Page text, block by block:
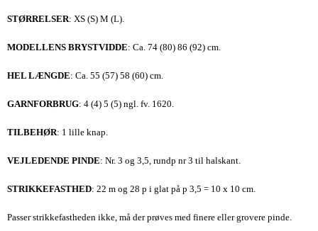
STØRRELSER: XS (S) M (L).
MODELLENS BRYSTVIDDE: Ca. 74 (80) 86 (92) cm.
HEL LÆNGDE: Ca. 55 (57) 58 (60) cm.
GARNFORBRUG: 4 (4) 5 (5) ngl. fv. 1620.
TILBEHØR: 1 lille knap.
VEJLEDENDE PINDE: Nr. 3 og 3,5, rundp nr 3 til halskant.
STRIKKEFASTHED: 22 m og 28 p i glat på p 3,5 = 10 x 10 cm.
Passer strikkefastheden ikke, må der prøves med finere eller grovere pinde.